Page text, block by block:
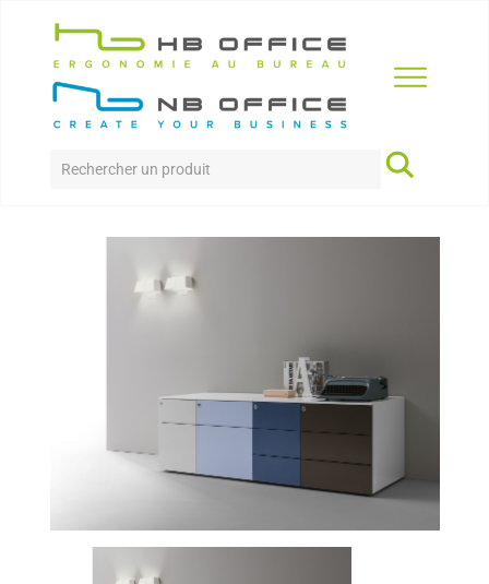
Accueil > Produits > Rangement>Caissons Universal
Quick